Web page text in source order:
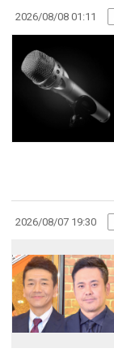
2026/08/08 01:11
2026/08/07 19:30